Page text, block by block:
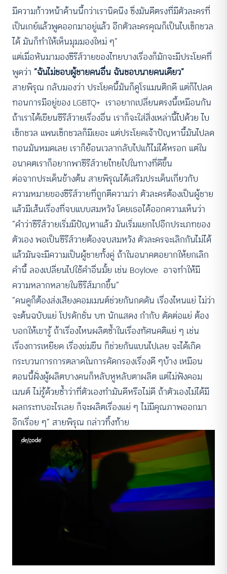
มีความก้าวหน้าด้านนี้กว่าเรานิดนึง ซึ่งมันดีตรงที่มีตัวละครที่
เป็นเกย์แล้วพูดออกมาอยู่แล้ว อีกตัวละครคุณก็เป็นไบเซ็กชวล
ได้ มันก็ทำให้เห็นมุมมองใหม่ ๆ”
แต่เมื่อหันมามองซีรีส์วายของไทยบางเรื่องก็มักจะมีประโยคที่
พูดว่า “ฉันไม่ชอบผู้ชายคนอื่น ฉันชอบนายคนเดียว”
สายพิรุณ กลับมองว่า ประโยคนี้มันก็ดูโรแมนติกดี แต่ก็ไปลด
ทอนการมีอยู่ของ LGBTQ+ เราอยากเปลี่ยนตรงนี้เหมือนกัน
ถ้าเราได้เขียนซีรีส์วายเรื่องอื่น เราก็จะใส่สิ่งเหล่านี้ไปด้วย ไบ
เซ็กชวล แพนเซ็กชวลก็มีเยอะ แต่ประโยคเจ้าปัญหานี้มันไปลด
ทอนมันหมดเลย เราก็ย้อนเวลากลับไปแก้ไม่ได้หรอก แต่ใน
อนาคตเราก็อยากพาซีรีส์วายไทยไปในทางที่ดีขึ้น
ต่อจากประเด็นข้างต้น สายพิรุณได้เสริมประเด็นเกี่ยวกับ
ความหมายของซีรีส์วายที่ถูกตีความว่า ตัวละครต้องเป็นผู้ชาย
แล้วมีเส้นเรื่องที่จบแบบสมหวัง โดยเธอได้ออกความเห็นว่า
“คำว่าซีรีส์วายเริ่มมีปัญหาแล้ว มันเริ่มแยกไปอีกประเภทของ
ตัวเอง พอเป็นซีรีส์วายต้องจบสมหวัง ตัวละครจะเลิกกันไม่ได้
แล้วมันจะมีความเป็นผู้ชายทั้งคู่ ถ้าในอนาคตอยากให้ยกเลิก
คำนี้ ลองเปลี่ยนไปใช้คำอื่นมั้ย เช่น Boylove อาจทำให้มี
ความหลากหลายในซีรีส์มากขึ้น”
“คนดูก็ต้องส่งเสียงคอมเมนต์ช่วยกันกดดัน เรื่องไหนแย่ ไม่ว่า
จะต้นฉบับแย่ โปรดักชั่น บท นักแสดง กำกับ ตัดต่อแย่ ต้อง
บอกให้เขารู้ ถ้าเรื่องไหนผลิตซ้ำในเรื่องทัศนคติแย่ ๆ เช่น
เรื่องการเหยียด เรื่องข่มขืน ก็ช่วยกันแบนไปเลย จะได้เกิด
กระบวนการการตลาดในการคัดกรองเรื่องดี ๆบ้าง เหมือน
ตอนนี้ฝั่งผู้ผลิตบางคนก็หลับหูหลับตาผลิต แต่ไม่ฟังคอม
เมนต์ ไม่รู้ด้วยซ้ำว่าที่ตัวเองทำมันดีหรือไม่ดี ถ้าตัวเองไม่ได้มี
ผลกระทบอะไรเลย ก็จะผลิตเรื่องแย่ ๆ ไม่มีคุณภาพออกมา
อีกเรื่อย ๆ” สายพิรุณ กล่าวทิ้งท้าย